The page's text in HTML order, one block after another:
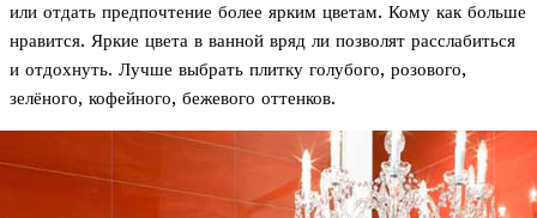
или отдать предпочтение более ярким цветам. Кому как больше
нравится. Яркие цвета в ванной вряд ли позволят расслабиться
и отдохнуть. Лучше выбрать плитку голубого, розового,
зелёного, кофейного, бежевого оттенков.